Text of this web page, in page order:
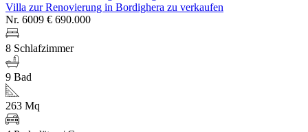
Villa zur Renovierung in Bordighera zu verkaufen
Nr. 6009 € 690.000
8 Schlafzimmer
9 Bad
263 Mq